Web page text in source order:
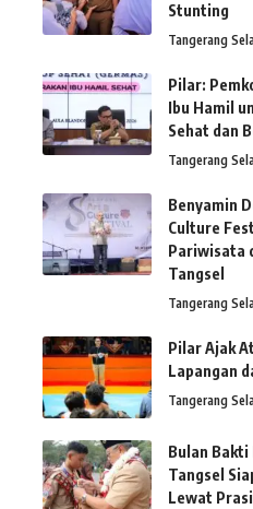
Stunting
Tangerang
Pilar:
Ibu Hamil
Sehat dan
Tangerang
Benyamin
Culture
Pariwisata
Tangsel
Tangerang
Pilar Ajak
Lapangan
Tangerang
Bulan Bakti
Tangsel
Lewat